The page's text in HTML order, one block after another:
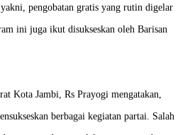
pengobatan gratis yang rutin digelar
ini juga ikut disukseskan oleh Barisan
Kota Jambi, Rs Prayogi mengatakan,
berbagai kegiatan partai. Salah